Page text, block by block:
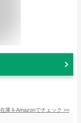
庫をAmazonでチェック >>